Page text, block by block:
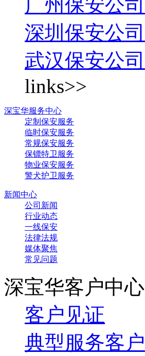
广州保安公司
深圳保安公司
武汉保安公司
links>>
深宝华服务中心
定制保安服务
临时保安服务
常规保安服务
保镖特卫服务
物业保安服务
警犬护卫服务
新闻中心
公司新闻
行业动态
一线保安
法律法规
媒体聚焦
常见问题
深宝华客户中心
客户见证
典型服务客户